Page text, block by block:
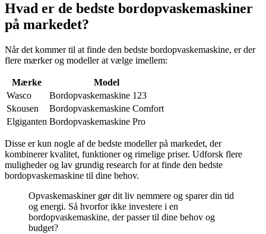
Hvad er de bedste bordopvaskemaskiner
på markedet?
Når det kommer til at finde den bedste bordopvaskemaskine, er der
flere mærker og modeller at vælge imellem:
Mærke
Model
Wasco
Bordopvaskemaskine 123
Skousen
Bordopvaskemaskine Comfort
Elgiganten Bordopvaskemaskine Pro
Disse er kun nogle af de bedste modeller på markedet, der
kombinerer kvalitet, funktioner og rimelige priser. Udforsk flere
muligheder og lav grundig research for at finde den bedste
bordopvaskemaskine til dine behov.
Opvaskemaskiner gør dit liv nemmere og sparer din tid
og energi. Så hvorfor ikke investere i en
bordopvaskemaskine, der passer til dine behov og
budget?